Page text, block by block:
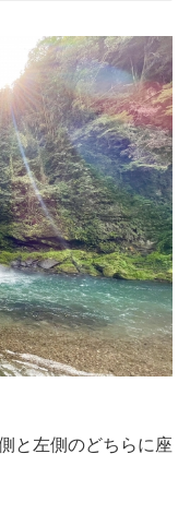
と左側のどちらに座